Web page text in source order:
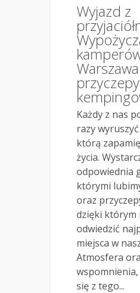
Wyjazd z
przyczepy
Każdy z nas
razy
którą
życia.
odpowiednia
którymi
oraz
dzięki którym
odwiedzić
miejsca w
Atmosfera
się z tego...